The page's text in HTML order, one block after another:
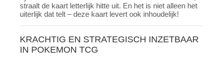
straalt de kaart letterlijk hitte uit. En het is niet alleen het
uiterlijk dat telt – deze kaart levert ook inhoudelijk!
KRACHTIG EN STRATEGISCH INZETBAAR
IN POKEMON TCG